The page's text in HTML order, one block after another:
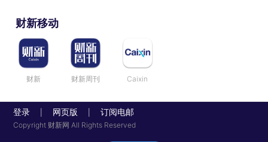
财新移动
财新 财新周刊 Caixin
登录 网页版 订阅电邮
Copyright 财新网 All Rights Reserved